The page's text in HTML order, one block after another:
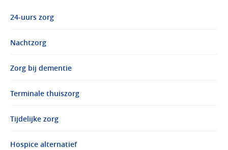
24-uurs zorg
Nachtzorg
Zorg bij dementie
Terminale thuiszorg
Tijdelijke zorg
Hospice alternatief